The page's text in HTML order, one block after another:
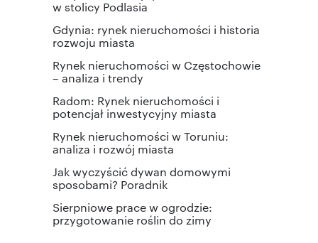
w stolicy Podlasia
Gdynia: rynek nieruchomości i historia
rozwoju miasta
Rynek nieruchomości w Częstochowie
– analiza i trendy
Radom: Rynek nieruchomości i
potencjał inwestycyjny miasta
Rynek nieruchomości w Toruniu:
analiza i rozwój miasta
Jak wyczyścić dywan domowymi
sposobami? Poradnik
Sierpniowe prace w ogrodzie:
przygotowanie roślin do zimy